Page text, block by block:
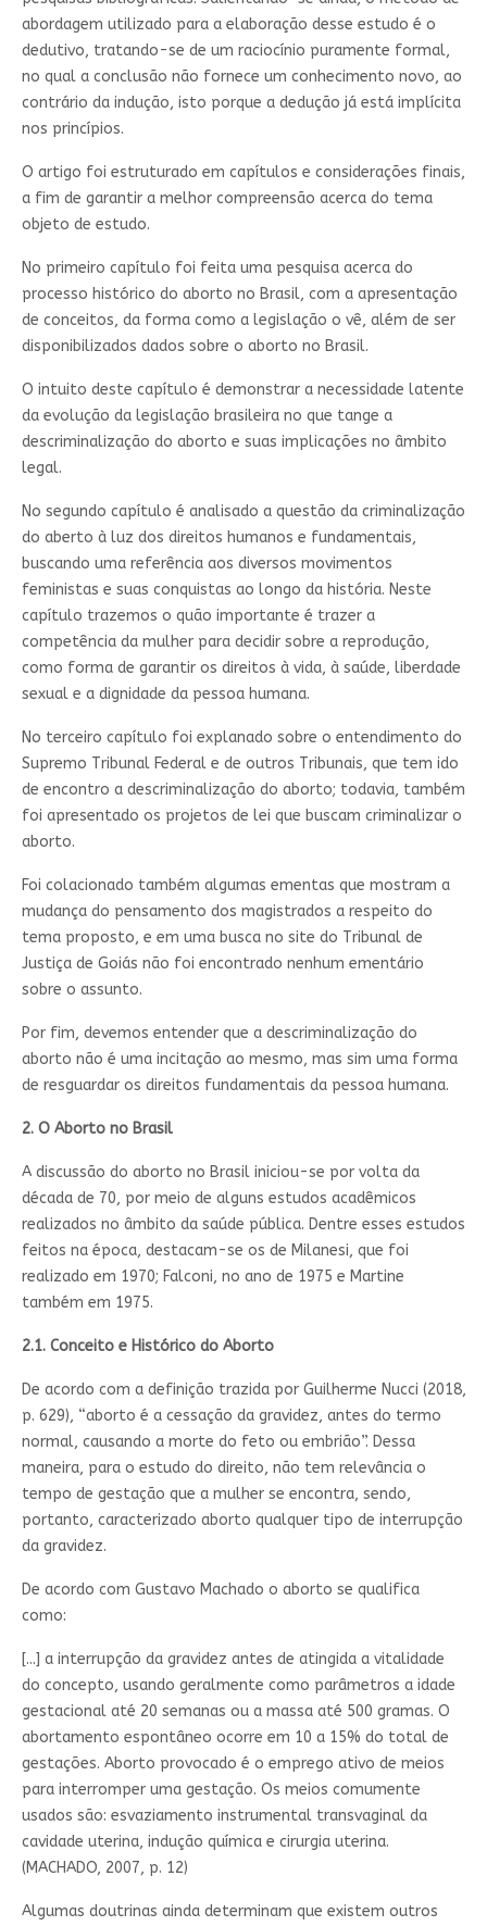
abordagem utilizado para a elaboração desse estudo é o
dedutivo, tratando-se de um raciocínio puramente formal,
no qual a conclusão não fornece um conhecimento novo, ao
contrário da indução, isto porque a dedução já está implícita
nos princípios.
O artigo foi estruturado em capítulos e considerações finais,
a fim de garantir a melhor compreensão acerca do tema
objeto de estudo.
No primeiro capítulo foi feita uma pesquisa acerca do
processo histórico do aborto no Brasil, com a apresentação
de conceitos, da forma como a legislação o vê, além de ser
disponibilizados dados sobre o aborto no Brasil.
O intuito deste capítulo é demonstrar a necessidade latente
da evolução da legislação brasileira no que tange a
descriminalização do aborto e suas implicações no âmbito
legal.
No segundo capítulo é analisado a questão da criminalização
do aberto à luz dos direitos humanos e fundamentais,
buscando uma referência aos diversos movimentos
feministas e suas conquistas ao longo da história. Neste
capítulo trazemos o quão importante é trazer a
competência da mulher para decidir sobre a reprodução,
como forma de garantir os direitos à vida, à saúde, liberdade
sexual e a dignidade da pessoa humana.
No terceiro capítulo foi explanado sobre o entendimento do
Supremo Tribunal Federal e de outros Tribunais, que tem ido
de encontro a descriminalização do aborto; todavia, também
foi apresentado os projetos de lei que buscam criminalizar o
aborto.
Foi colacionado também algumas ementas que mostram a
mudança do pensamento dos magistrados a respeito do
tema proposto, e em uma busca no site do Tribunal de
Justiça de Goiás não foi encontrado nenhum ementário
sobre o assunto.
Por fim, devemos entender que a descriminalização do
aborto não é uma incitação ao mesmo, mas sim uma forma
de resguardar os direitos fundamentais da pessoa humana.
2. O Aborto no Brasil
A discussão do aborto no Brasil iniciou-se por volta da
década de 70, por meio de alguns estudos acadêmicos
realizados no âmbito da saúde pública. Dentre esses estudos
feitos na época, destacam-se os de Milanesi, que foi
realizado em 1970; Falconi, no ano de 1975 e Martine
também em 1975.
2.1. Conceito e Histórico do Aborto
De acordo com a definição trazida por Guilherme Nucci (2018,
p. 629), “aborto é a cessação da gravidez, antes do termo
normal, causando a morte do feto ou embrião”. Dessa
maneira, para o estudo do direito, não tem relevância o
tempo de gestação que a mulher se encontra, sendo,
portanto, caracterizado aborto qualquer tipo de interrupção
da gravidez.
De acordo com Gustavo Machado o aborto se qualifica
como:
[...] a interrupção da gravidez antes de atingida a vitalidade
do concepto, usando geralmente como parâmetros a idade
gestacional até 20 semanas ou a massa até 500 gramas. O
abortamento espontâneo ocorre em 10 a 15% do total de
gestações. Aborto provocado é o emprego ativo de meios
para interromper uma gestação. Os meios comumente
usados são: esvaziamento instrumental transvaginal da
cavidade uterina, indução química e cirurgia uterina.
(MACHADO, 2007, p. 12)
Algumas doutrinas ainda determinam que existem outros